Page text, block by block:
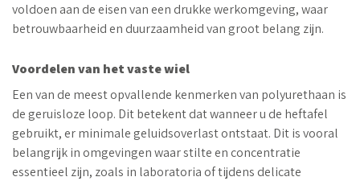
voldoen aan de eisen van een drukke werkomgeving, waar
betrouwbaarheid en duurzaamheid van groot belang zijn.
Voordelen van het vaste wiel
Een van de meest opvallende kenmerken van polyurethaan is
de geruisloze loop. Dit betekent dat wanneer u de heftafel
gebruikt, er minimale geluidsoverlast ontstaat. Dit is vooral
belangrijk in omgevingen waar stilte en concentratie
essentieel zijn, zoals in laboratoria of tijdens delicate